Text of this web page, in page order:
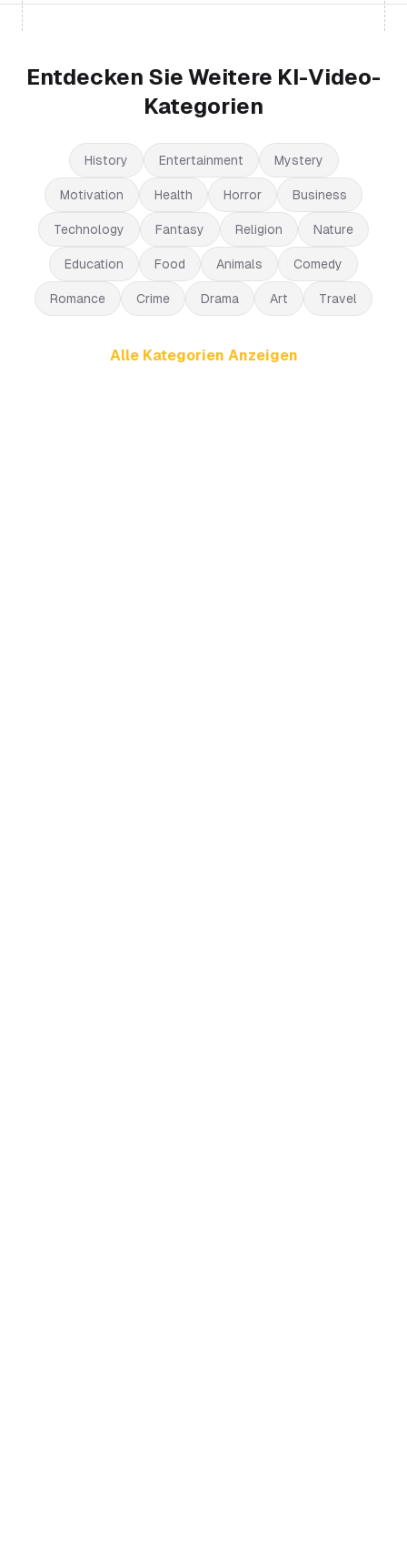
Entdecken Sie Weitere KI-Video-
Kategorien
History Entertainment Mystery
Motivation Health Horror Business
Technology Fantasy Religion Nature
Education Food Animals Comedy
Romance Crime Drama Art Travel
Alle Kategorien Anzeigen